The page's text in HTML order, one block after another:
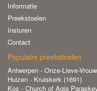
Informatie
Preekstoelen
Insturen
Contact
Populaire preekstoelen
Antwerpen - Onze-Lieve-
Huizen - Kruiskerk (1691)
Kos - Church of Agia